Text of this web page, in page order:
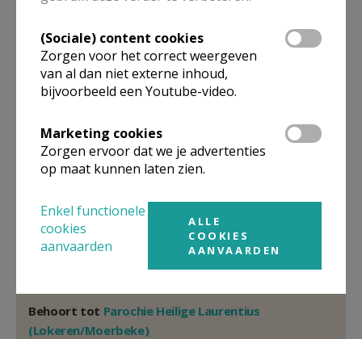
Kerkplein 4
9160 Lokeren
32 9 348 17 85
Google Maps
Organisatiestructuur
Niet gevonden wat je zocht? Hier vind je links naar de
Behoort tot Parochie Heilige Laurentius
(Lokeren/Moerbeke)
(Sociale) content cookies
Zorgen voor het correct weergeven
van al dan niet externe inhoud,
bijvoorbeeld een Youtube-video.
Marketing cookies
Zorgen ervoor dat we je advertenties
op maat kunnen laten zien.
Enkel functionele
cookies
aanvaarden
ALLE
COOKIES
AANVAARDEN